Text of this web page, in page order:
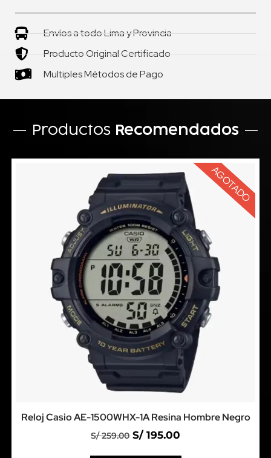
Envíos a todo Lima y Provincia
Producto Original Certificado
Multiples Métodos de Pago
Productos Recomendados
AGOTADO
Reloj Casio AE-1500WHX-1A Resina Hombre Negro
S/259.00 S/ 195.00